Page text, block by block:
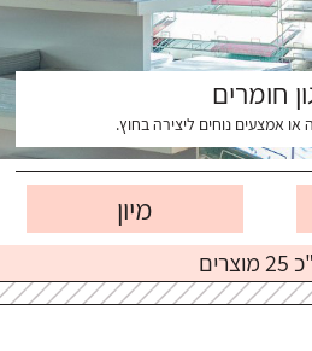
חומרים
או אמצעים נוחים ליצירה בחוץ.